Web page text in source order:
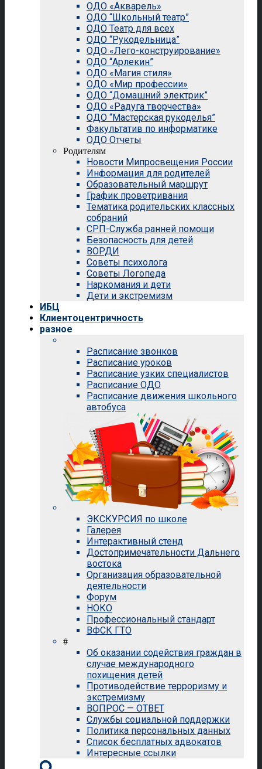
ОДО «Акварель»
ОДО “Школьный театр”
ОДО Театр для всех
ОДО “Рукодельница”
ОДО «Лего-конструирование»
ОДО “Арлекин”
ОДО «Магия стиля»
ОДО «Мир профессии»
ОДО “Домашний электрик”
ОДО «Радуга творчества»
ОДО “Мастерская рукоделья”
Факультатив по информатике
ОДО Отчеты
Родителям
Новости Мипросвещения России
Информация для родителей
Образовательный маршрут
График проветривания
Тематика родительских классных
собраний
СРП-Служба ранней помощи
Безопасность для детей
ВОРДИ
Советы психолога
Советы Логопеда
Наркомания и дети
Дети и экстремизм
ИБЦ
Клиентоцентричность
разное
Расписание звонков
Расписание уроков
Расписание узких специалистов
Расписание ОДО
Расписание движения школьного
автобуса
ЭКСКУРСИЯ по школе
Галерея
Интерактивный стенд
Достопримечательности Дальнего
востока
Организация образовательной
деятельности
Форум
НОКО
Профессиональный стандарт
ВФСК ГТО
#
Об оказании содействия граждан в
случае международного
похищения детей
Противодействие терроризму и
экстремизму
ВОПРОС — ОТВЕТ
Службы социальной поддержки
Политика персональных данных
Список бесплатных адвокатов
Интересные ссылки